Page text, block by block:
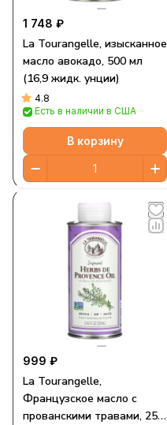
1 748 ₽
La Tourangelle, изысканное
масло авокадо, 500 мл
(16,9 жидк. унции)
4.8
Есть в наличии в США
В корзину
999 ₽
La Tourangelle,
Французское масло с
прованскими травами, 250